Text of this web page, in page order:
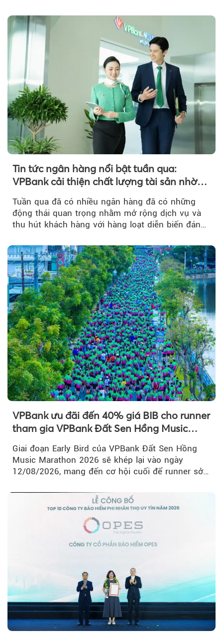
Tin tức ngân hàng nổi bật tuần qua:
VPBank cải thiện chất lượng tài sản nhờ
quản trị rủi ro và công nghệ
Tuần qua đã có nhiều ngân hàng đã có những
động thái quan trọng nhằm mở rộng dịch vụ và
thu hút khách hàng với hàng loạt diễn biến đáng
VPBank ưu đãi đến 40% giá BIB cho runner
tham gia VPBank Đất Sen Hồng Music
Giai đoạn Early Bird của VPBank Đất Sen Hồng
Music Marathon 2026 sẽ khép lại vào ngày
12/08/2026, mang đến cơ hội cuối để runner sở